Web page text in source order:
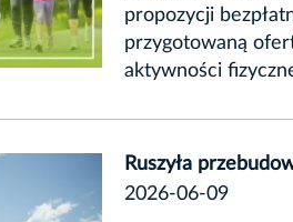
propozycji
przygotowaną
aktywności
Ruszyła
2026-06-09